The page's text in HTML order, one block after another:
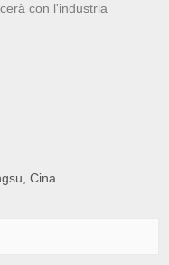
con l'industria
Cina